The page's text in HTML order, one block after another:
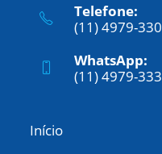
Telefone:
(11) 4979-
WhatsApp:
(11) 4979-
Início